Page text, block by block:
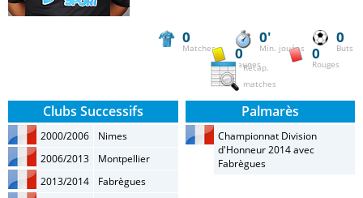
0
Matches
0'
Min. jouées
0
Buts
0
Jaunes
0
Rouges
Récap.
matches
Clubs Successifs
2000/2006
Nimes
2006/2013
Montpellier
2013/2014
Fabrègues
Palmarès
Championnat Division
d'Honneur 2014 avec
Fabrègues